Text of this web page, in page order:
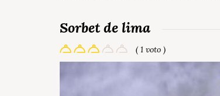
Sorbet de lima
( 1 voto )